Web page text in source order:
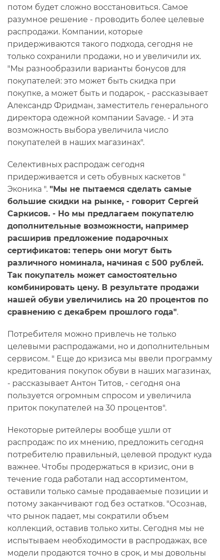
потом будет сложно восстановиться. Самое
разумное решение - проводить более целевые
распродажи. Компании, которые
придерживаются такого подхода, сегодня не
только сохранили продажи, но и увеличили их.
"Мы разнообразили варианты бонусов для
покупателей: это может быть скидка при
покупке, а может быть и подарок, - рассказывает
Александр Фридман, заместитель генерального
директора одежной компании Savage. - И эта
возможность выбора увеличила число
покупателей в наших магазинах".
Селективных распродаж сегодня
придерживается и сеть обувных каскетов "
Эконика ". "Мы не пытаемся сделать самые
большие скидки на рынке, - говорит Сергей
Саркисов. - Но мы предлагаем покупателю
дополнительные возможности, например
расширив предложение подарочных
сертификатов: теперь они могут быть
различного номинала, начиная с 500 рублей.
Так покупатель может самостоятельно
комбинировать цену. В результате продажи
нашей обуви увеличились на 20 процентов по
сравнению с декабрем прошлого года".
Потребителя можно привлечь не только
целевыми распродажами, но и дополнительным
сервисом. " Еще до кризиса мы ввели программу
кредитования покупок обуви в наших магазинах,
- рассказывает Антон Титов, - сегодня она
пользуется огромным спросом и увеличила
приток покупателей на 30 процентов".
Некоторые ритейлеры вообще ушли от
распродаж: по их мнению, предложить сегодня
потребителю правильный, целевой продукт куда
важнее. Чтобы продержаться в кризис, они в
течение года работали над ассортиментом,
оставили только самые продаваемые позиции и
потому заканчивают год без остатков. "Осознав,
что рынок падает, мы сократили объем
коллекций, оставив только хиты. Сегодня мы не
испытываем необходимости в распродажах, все
модели продаются точно в срок, и мы довольны